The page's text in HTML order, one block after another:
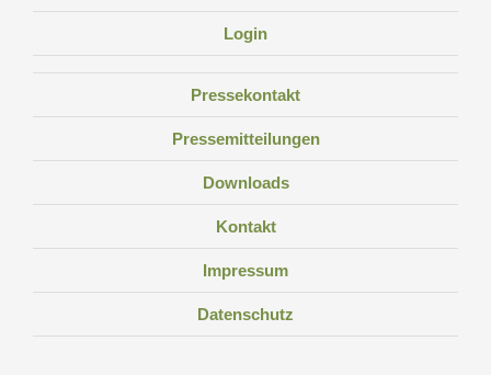
Login
Pressekontakt
Pressemitteilungen
Downloads
Kontakt
Impressum
Datenschutz